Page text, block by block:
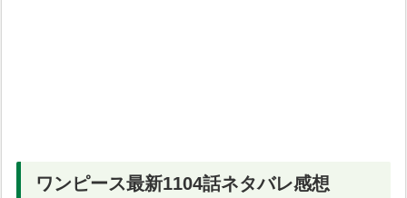
ワンピース最新1104話ネタバレ感想